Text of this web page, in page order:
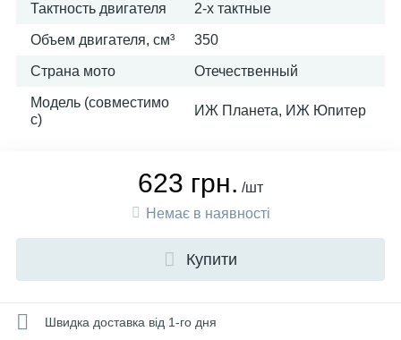
Тактность двигателя 2-х тактные
Объем двигателя, см³ 350
Страна мото Отечественный
Модель (совместимо
с)
ИЖ Планета, ИЖ Юпитер
623 грн. /шт
Немає в наявності
Купити
Швидка доставка від 1-го дня